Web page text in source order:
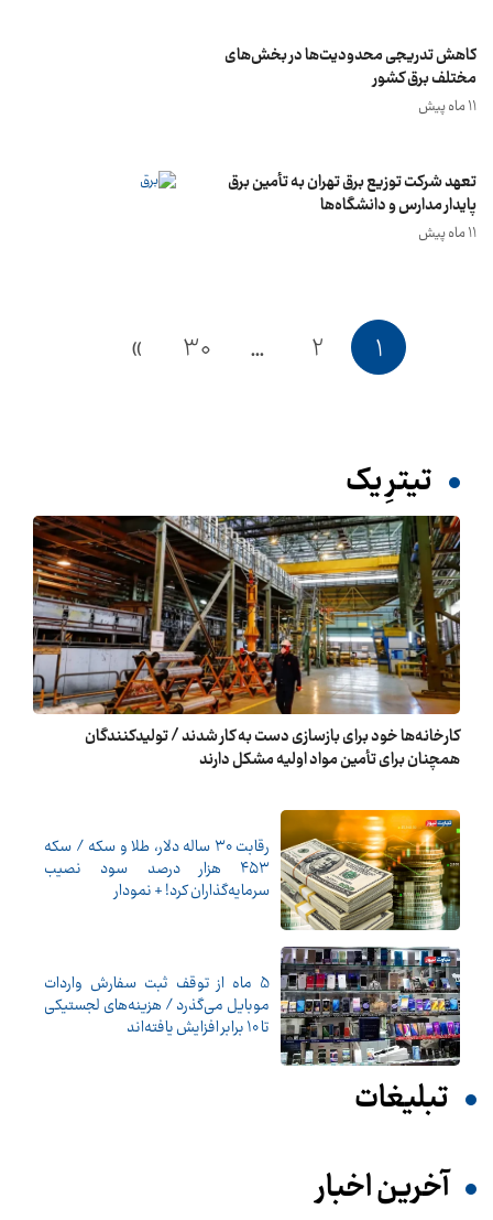
کاهش تدریجی محدودیت‌ها در بخش‌های
مختلف برق کشور
11 ماه پیش
تعهد شرکت توزیع برق تهران به تأمین برق
پایدار مدارس و دانشگاه‌ها
11 ماه پیش
1
2
…
30
»
تیترِ یک
کارخانه‌ها خود برای بازسازی دست به کار شدند / تولیدکنندگان
همچنان برای تأمین مواد اولیه مشکل دارند
رقابت ۳۰ ساله دلار، طلا و سکه / سکه
۴۵۳ هزار درصد سود نصیب
سرمایه‌گذاران کرد! + نمودار
5 ماه از توقف ثبت سفارش واردات
موبایل می‌گذرد / هزینه‌های لجستیکی
تا 10 برابر افزایش یافته‌اند
تبلیغات
آخرین اخبار